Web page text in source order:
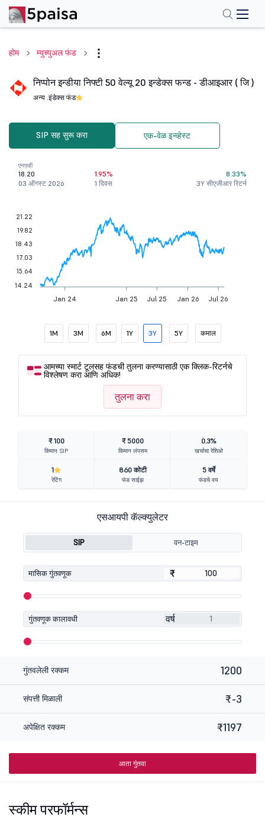
होम म्युच्युअल फंड
निप्पोन इन्डीया निफ्टी 50 वेल्यू 20 इन्डेक्स फन्ड - डीआइआर ( जि )
अन्य .इंडेक्स फंड
SIP सह सुरू करा एक-वेळ इन्व्हेस्ट
एनएव्ही
18.20
03 ऑगस्ट 2026
1.95%
1 दिवस
8.33%
3Y सीएजीआर रिटर्न
Jan 24 Jan 25 Jul 25 Jan 26 Jul 26
21.22
19.82
18.43
17.03
15.64
14.24
1M 3M 6M 1Y 3Y 5Y कमाल
आमच्या स्मार्ट टूलसह फंडची तुलना करण्यासाठी एक क्लिक-रिटर्नचे
विश्लेषण करा आणि अधिक!
तुलना करा
₹ 100
किमान SIP
₹ 5000
किमान लंपसम
0.3%
खर्चाचा रेशिओ
1
रेटिंग
860 कोटी
फंड साईझ
5 वर्षे
फंडचे वय
एसआयपी कॅल्क्युलेटर
SIP वन-टाइम
मासिक गुंतवणूक ₹
₹
गुंतवणूक कालावधी वर्ष
गुंतवलेली रक्कम 1200
संपत्ती मिळाली ₹-3
अपेक्षित रक्कम ₹1197
आता गुंतवा
स्कीम परफॉर्मन्स